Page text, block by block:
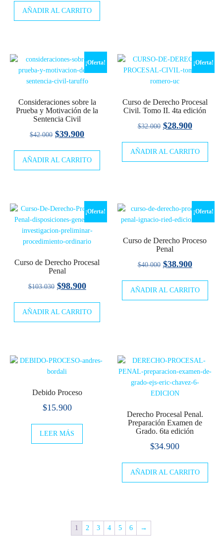
original
actual
AÑADIR AL CARRITO
¡Oferta!
Consideraciones sobre la
Prueba y Motivación de la
Sentencia Civil
$42.000 El
original
$39.900El
actual
AÑADIR AL CARRITO
¡Oferta!
Curso de Derecho Procesal
Civil. Tomo II. 4ta edición
$32.000 El
original
$28.900El
actual
AÑADIR AL CARRITO
¡Oferta!
Curso de Derecho Procesal
Penal
$103.030 El
original
$98.900El
actual
AÑADIR AL CARRITO
¡Oferta!
Curso de Derecho Proceso
Penal
$40.000 El
original
$38.900El
actual
AÑADIR AL CARRITO
Debido Proceso
$15.900
LEER MÁS
Derecho Procesal Penal.
Preparación Examen de
Grado. 6ta edición
$34.900
AÑADIR AL CARRITO
1 2 3 4 5 6 →